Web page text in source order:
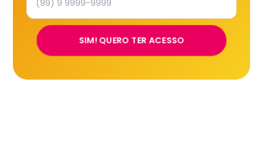
SIM! QUERO TER ACESSO